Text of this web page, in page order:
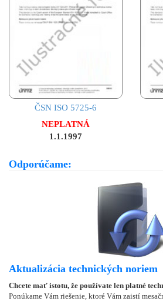
ČSN ISO 5725-6
NEPLATNÁ
1.1.1997
Odporúčame:
Aktualizácia technických noriem
Chcete mať istotu, že používate len platné
Ponúkame Vám riešenie, ktoré Vám zaistí